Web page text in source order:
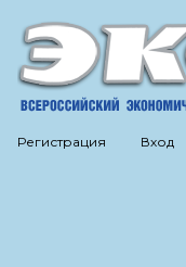
Регистрация Вход